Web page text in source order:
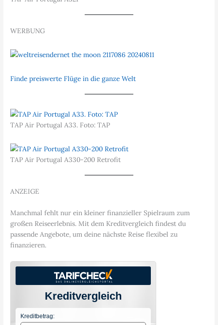
WERBUNG
Finde preiswerte Flüge in die ganze Welt
TAP Air Portugal A33. Foto: TAP
TAP Air Portugal A330-200 Retrofit
ANZEIGE
Manchmal fehlt nur ein kleiner finanzieller Spielraum zum
großen Reiseerlebnis. Mit dem Kreditvergleich findest du
passende Angebote, um deine nächste Reise flexibel zu
finanzieren.
Kreditvergleich
Kreditbetrag: